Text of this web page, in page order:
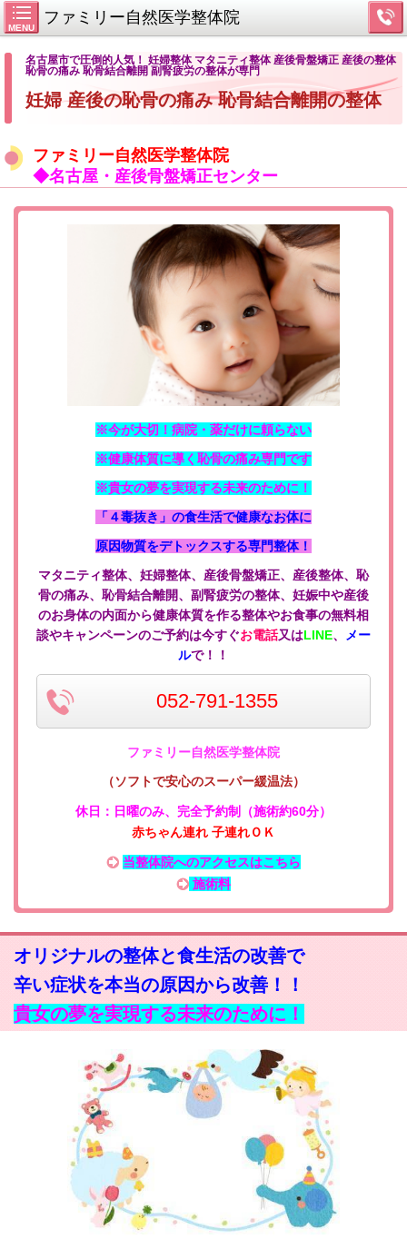
MENU
ファミリー自然医学整体院
名古屋市で圧倒的人気！ 妊婦整体 マタニティ整体 産後骨盤矯正 産後の整体
恥骨の痛み 恥骨結合離開 副腎疲労の整体が専門
妊婦 産後の恥骨の痛み恥骨結合離開の整体
ファミリー自然医学整体院
◆名古屋・産後骨盤矯正センター
※今が大切！病院・薬だけに頼らない
※健康体質に導く恥骨の痛み専門です
※貴女の夢を実現する未来のために！
「４毒抜き」の食生活で健康なお体に
原因物質をデトックスする専門整体！
マタニティ整体、妊婦整体、産後骨盤矯正、産後整体、恥
骨の痛み、恥骨結合離開、副腎疲労の整体、妊娠中や産後
のお身体の内面から健康体質を作る整体やお食事の無料相
談やキャンペーンのご予約は今すぐお電話又はLINE、
メー
ルで！！
052-791-1355
ファミリー自然医学整体院
（ソフトで安心のスーパー緩温法）
休日：日曜のみ、 完全予約制（施術約60分）
赤ちゃん連れ 子連れＯＫ
当整体院へのアクセスはこちら
施術料
オリジナルの整体と食生活の改善で
辛い症状を本当の原因から改善！！
貴女の夢を実現する未来のために！